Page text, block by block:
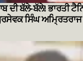
ਦੀ ਬੱਲੇ-ਬੱਲੇ! ਭਾਰਤੀ
ਸਿੰਘ